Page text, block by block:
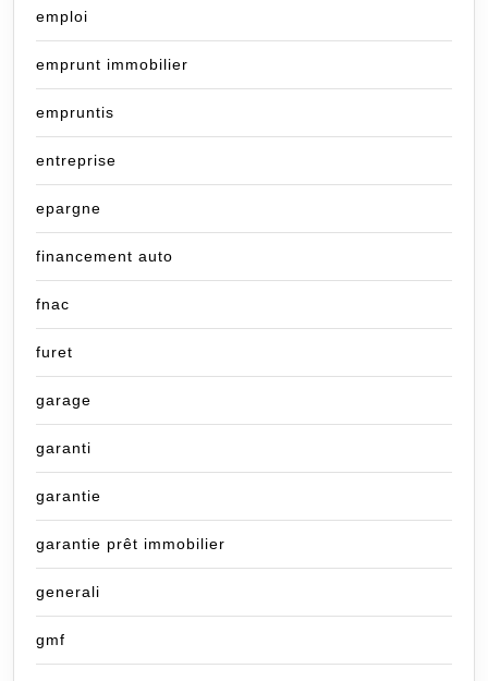
emploi
emprunt immobilier
empruntis
entreprise
epargne
financement auto
fnac
furet
garage
garanti
garantie
garantie prêt immobilier
generali
gmf